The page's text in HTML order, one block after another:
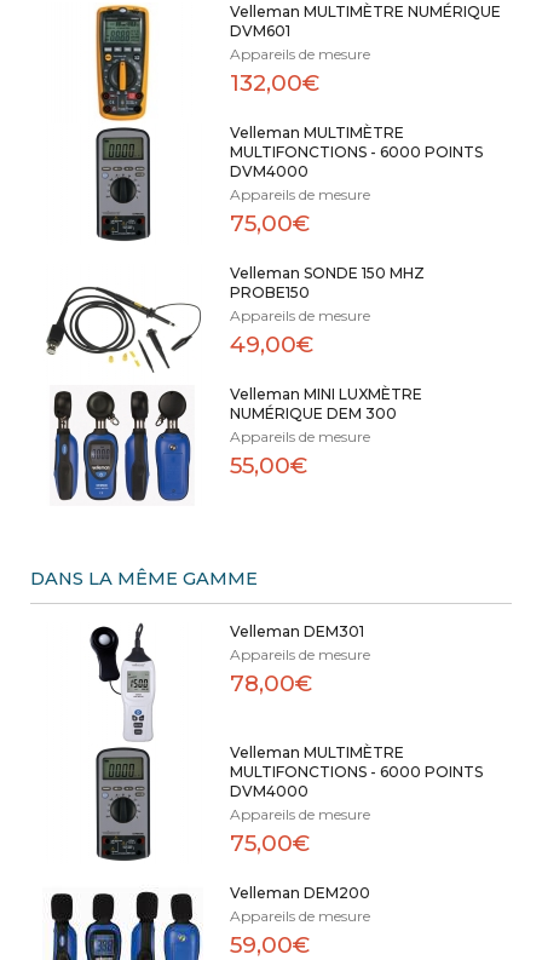
Velleman MULTIMÈTRE NUMÉRIQUE
DVM601
Appareils de mesure
132,00€
Velleman MULTIMÈTRE
MULTIFONCTIONS - 6000 POINTS
DVM4000
Appareils de mesure
75,00€
Velleman SONDE 150 MHZ
PROBE150
Appareils de mesure
49,00€
Velleman MINI LUXMÈTRE
NUMÉRIQUE DEM 300
Appareils de mesure
55,00€
DANS LA MÊME GAMME
Velleman DEM301
Appareils de mesure
78,00€
Velleman MULTIMÈTRE
MULTIFONCTIONS - 6000 POINTS
DVM4000
Appareils de mesure
75,00€
Velleman DEM200
Appareils de mesure
59,00€